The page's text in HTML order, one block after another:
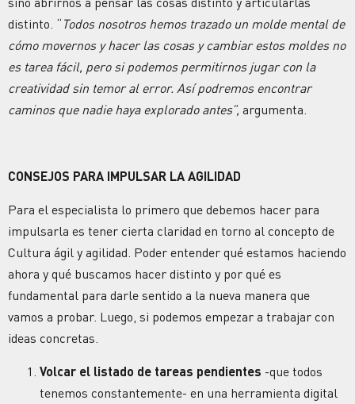
distinto. “ Todos nosotros hemos trazado un molde mental de
cómo movernos y hacer las cosas y cambiar estos moldes no
es tarea fácil, pero si podemos permitirnos jugar con la
creatividad sin temor al error. Así podremos encontrar
caminos que nadie haya explorado antes”, argumenta.
CONSEJOS PARA IMPULSAR LA AGILIDAD
Para el especialista lo primero que debemos hacer para
impulsarla es tener cierta claridad en torno al concepto de
Cultura ágil y agilidad. Poder entender qué estamos haciendo
ahora y qué buscamos hacer distinto y por qué es
fundamental para darle sentido a la nueva manera que
vamos a probar. Luego, si podemos empezar a trabajar con
ideas concretas.
Volcar el listado de tareas pendientes -que todos
tenemos constantemente- en una herramienta digital